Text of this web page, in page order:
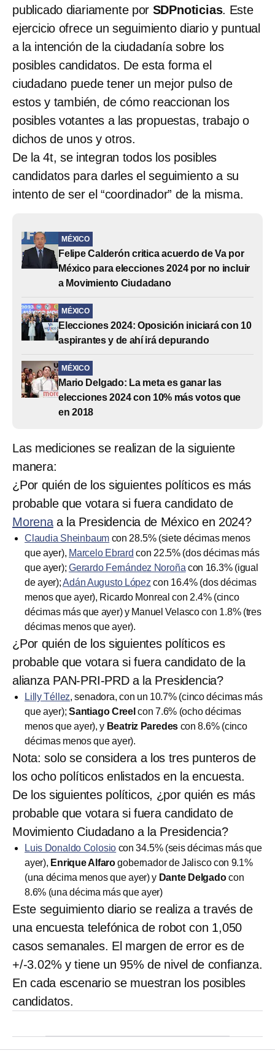
publicado diariamente por SDPnoticias. Este
ejercicio ofrece un seguimiento diario y puntual
a la intención de la ciudadanía sobre los
posibles candidatos. De esta forma el
ciudadano puede tener un mejor pulso de
estos y también, de cómo reaccionan los
posibles votantes a las propuestas, trabajo o
dichos de unos y otros.
De la 4t, se integran todos los posibles
candidatos para darles el seguimiento a su
intento de ser el “coordinador” de la misma.
MÉXICO
Felipe Calderón critica acuerdo de Va por
México para elecciones 2024 por no incluir
a Movimiento Ciudadano
MÉXICO
Elecciones 2024: Oposición iniciará con 10
aspirantes y de ahí irá depurando
MÉXICO
Mario Delgado: La meta es ganar las
elecciones 2024 con 10% más votos que
en 2018
Las mediciones se realizan de la siguiente
manera:
¿Por quién de los siguientes políticos es más
probable que votara si fuera candidato de
Morenaa la Presidencia de México en 2024?
Claudia Sheinbaum con 28.5% (siete décimas menos
que ayer), Marcelo Ebrard con 22.5% (dos décimas más
que ayer);Gerardo Fernández Noroña con 16.3% (igual
de ayer);Adán Augusto López con 16.4% (dos décimas
menos que ayer), Ricardo Monreal con 2.4% (cinco
décimas más que ayer) y Manuel Velasco con 1.8% (tres
décimas menos que ayer).
¿Por quién de los siguientes políticos es
probable que votara si fuera candidato de la
alianza PAN-PRI-PRD a la Presidencia?
Lilly Téllez, senadora, con un 10.7% (cinco décimas más
que ayer);Santiago Creel con 7.6% (ocho décimas
menos que ayer), y Beatriz Paredes con 8.6% (cinco
décimas menos que ayer).
Nota: solo se considera a los tres punteros de
los ocho políticos enlistados en la encuesta.
De los siguientes políticos, ¿por quién es más
probable que votara si fuera candidato de
Movimiento Ciudadano a la Presidencia?
Luis Donaldo Colosio con 34.5% (seis décimas más que
ayer), Enrique Alfarogobernador de Jalisco con 9.1%
(una décima menos que ayer) y Dante Delgadocon
8.6% (una décima más que ayer)
Este seguimiento diario se realiza a través de
una encuesta telefónica de robot con 1,050
casos semanales. El margen de error es de
+/-3.02% y tiene un 95% de nivel de confianza.
En cada escenario se muestran los posibles
candidatos.